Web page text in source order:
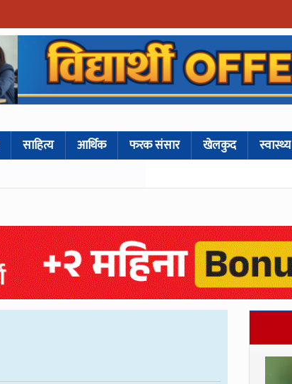
साहित्य आर्थिक फरक संसार खेलकुद स्वास्थ्य